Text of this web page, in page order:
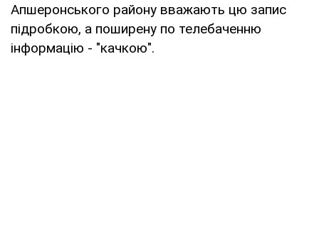
Апшеронського району вважають цю запис
підробкою, а поширену по телебаченню
інформацію - "качкою".